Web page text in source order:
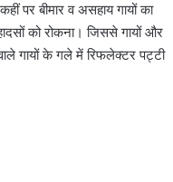
पर बीमार व असहाय गायों का
को रोकना। जिससे गायों और
गायों के गले में रिफलेक्टर पट्टी